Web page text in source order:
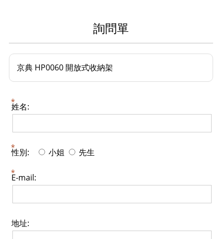
詢問單
京典 HP0060 開放式收納架
姓名:
性別: 小姐 先生
E-mail:
地址: